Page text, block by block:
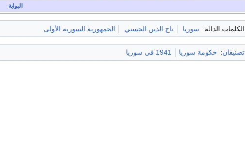
البوابة
الكلمات الدالة: سوريا تاج الدين الحسني الجمهورية السورية الأولى
تصنيفان: حكومة سوريا 1941 في سوريا